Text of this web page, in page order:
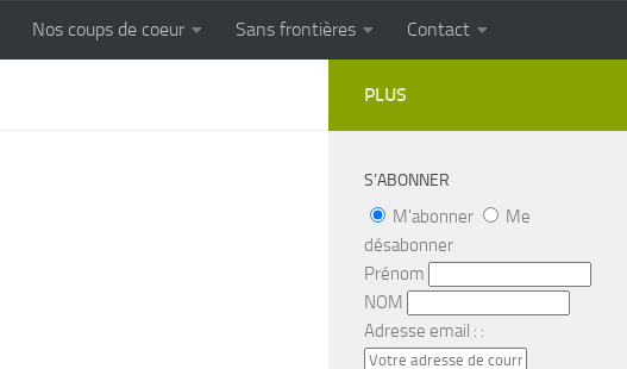
Cuisine populaire des terroirs
Nos coups de coeur Sans frontières Contact
PLUS
S’ABONNER
M'abonner
Me
désabonner
Prénom
NOM
Adresse email : :